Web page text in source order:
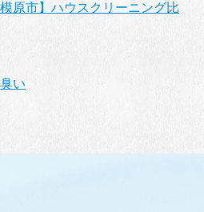
原市】ハウスクリーニング比
い